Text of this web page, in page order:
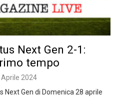
Next Gen 2-1:
tempo
Aprile 2024
Next Gen di Domenica 28 aprile